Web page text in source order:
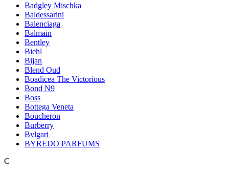
Badgley Mischka
Baldessarini
Balenciaga
Balmain
Bentley
Biehl
Bijan
Blend Oud
Boadicea The Victorious
Bond N9
Boss
Bottega Veneta
Boucheron
Burberry
Bvlgari
BYREDO PARFUMS
C